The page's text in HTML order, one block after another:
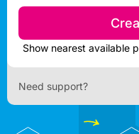
Need support?